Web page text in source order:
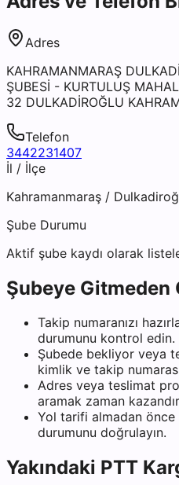
Adres
KAHRAMANMARAŞ
ŞUBESİ - KURTULUŞ
32 DULKADİROĞLU
Telefon
3442231407
İl / İlçe
Kahramanmaraş /
Şube Durumu
Aktif şube kaydı olarak
Şubeye Gitmeden
Takip numaranızı
durumunu kontrol edin.
Şubede bekliyor veya
kimlik ve takip
Adres veya teslimat
aramak zaman
Yol tarifi almadan önce
durumunu doğrulayın.
Yakındaki PTT